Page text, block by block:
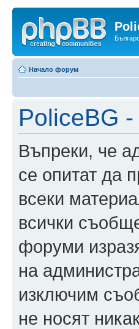
Начало форум
PoliceBG
Въпреки, че
се опитат да
всеки
всички
форуми
на
изключим
не носят